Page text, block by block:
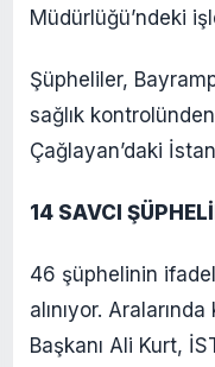
Müdürlüğü’ndeki
Şüpheliler,
sağlık
Çağlayan’daki
14 SAVCI
46 şüphelinin
alınıyor.
Başkanı Ali Kurt,